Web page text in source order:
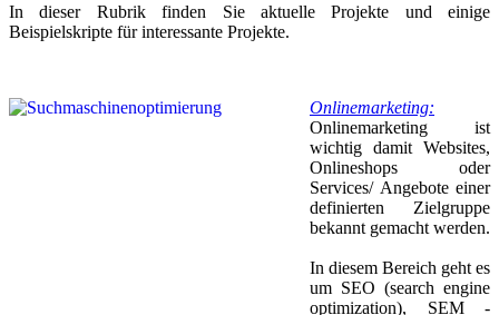
In dieser Rubrik finden Sie aktuelle Projekte und einige
Beispielskripte für interessante Projekte.
Onlinemarketing:
Onlinemarketing ist
wichtig damit Websites,
Onlineshops oder
Services/ Angebote einer
definierten Zielgruppe
bekannt gemacht werden.
In diesem Bereich geht es
um SEO (search engine
optimization), SEM -